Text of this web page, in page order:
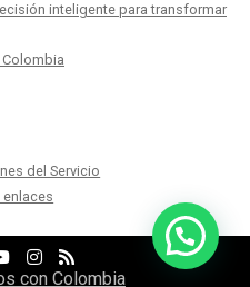
inteligente para transformar
del Servicio
YouTube
Channel
Facebook
Profile
RSS
Feed
con Colombia